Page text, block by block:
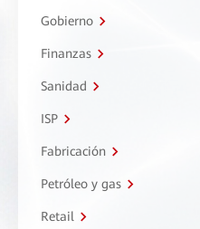
Gobierno
Finanzas
Sanidad
ISP
Fabricación
Petróleo y gas
Retail